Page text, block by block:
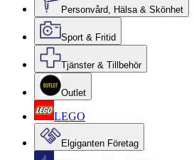
Personvård, Hälsa & Skönhet
Sport & Fritid
Tjänster & Tillbehör
Outlet
LEGO
Elgiganten Företag